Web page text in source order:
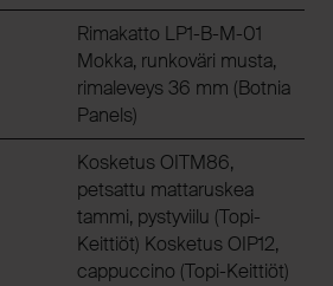
Rimakatto LP1-B-M-01
Mokka, runkoväri musta,
rimaleveys 36 mm (Botnia
Panels)
Kosketus OITM86,
petsattu mattaruskea
tammi, pystyviilu (Topi-
Keittiöt) Kosketus OIP12,
cappuccino (Topi-Keittiöt)